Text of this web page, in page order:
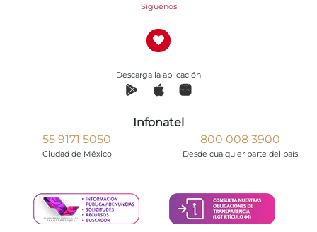
Síguenos
Descarga la aplicación
Infonatel
55 9171 5050
Ciudad de México
800 008 3900
Desde cualquier parte del país